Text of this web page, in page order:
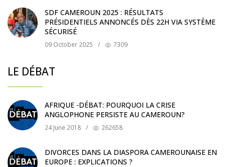
SDF CAMEROUN 2025 : RÉSULTATS
PRÉSIDENTIELS ANNONCÉS DÈS 22H VIA SYSTÈME
SÉCURISÉ
09 October 2025 / 7309
LE DÉBAT
AFRIQUE -DÉBAT: POURQUOI LA CRISE
ANGLOPHONE PERSISTE AU CAMEROUN?
24 June 2018 / 262658
DIVORCES DANS LA DIASPORA CAMEROUNAISE EN
EUROPE : EXPLICATIONS ?